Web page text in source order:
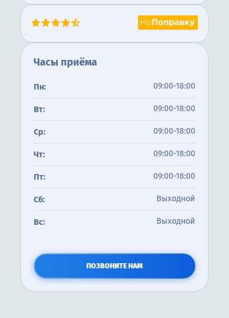
Часы приёма
Пн: 09:00-18:00
Вт: 09:00-18:00
Ср: 09:00-18:00
Чт: 09:00-18:00
Пт: 09:00-18:00
Сб: Выходной
Вс: Выходной
ПОЗВОНИТЕ НАМ